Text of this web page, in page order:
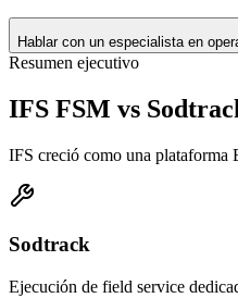
Hablar con un especialista en
Resumen ejecutivo
IFS FSM vs
IFS creció como una plataforma
Sodtrack
Ejecución de field service